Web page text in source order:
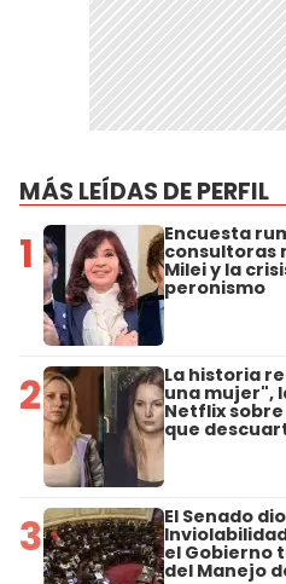
MÁS LEÍDAS DE PERFIL
1 Encuesta
consultoras
Milei y la
peronismo
2 La historia
una mujer",
Netflix
que
3 El Senado
el Gobierno
del Manejo